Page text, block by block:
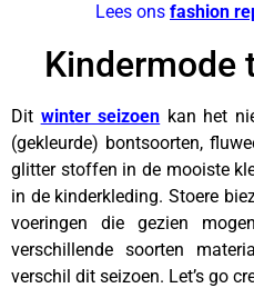
Lees ons fashion
Kindermode
Dit winter seizoen kan het
(gekleurde) bontsoorten,
glitter stoffen in de mooiste
in de kinderkleding. Stoere
voeringen die gezien
verschillende soorten
verschil dit seizoen. Let’s go